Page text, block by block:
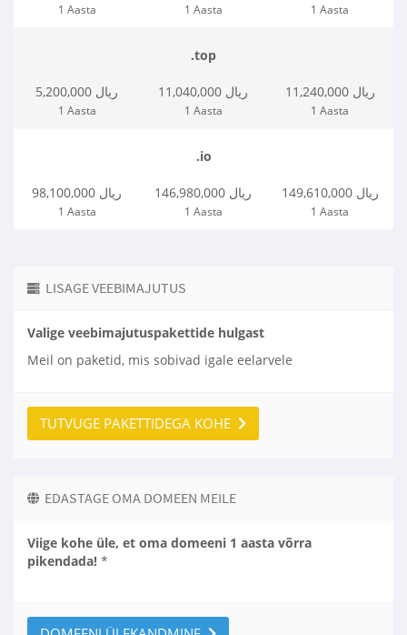
1 Aasta 1 Aasta 1 Aasta
.top
5,200,000 ریال
1 Aasta
11,040,000 ریال
1 Aasta
11,240,000 ریال
1 Aasta
.io
98,100,000 ریال
1 Aasta
146,980,000 ریال
1 Aasta
149,610,000 ریال
1 Aasta
LISAGE VEEBIMAJUTUS
Valige veebimajutuspakettide hulgast
Meil on paketid, mis sobivad igale eelarvele
TUTVUGE PAKETTIDEGA KOHE
EDASTAGE OMA DOMEEN MEILE
Viige kohe üle, et oma domeeni 1 aasta võrra
pikendada! *